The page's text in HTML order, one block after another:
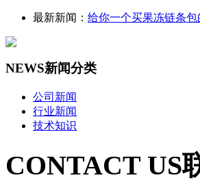
最新新闻： 给你一个买果冻链条
NEWS新闻分类
公司新闻
行业新闻
技术知识
CONTACT US